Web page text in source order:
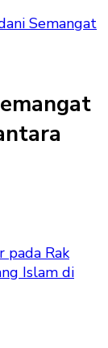
Semangat
pada Rak
Islam di